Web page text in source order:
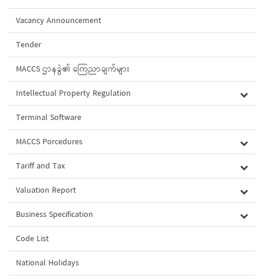
Vacancy Announcement
Tender
MACCS ဌာနခွဲ၏ ကြေညာချက်များ
Intellectual Property Regulation
Terminal Software
MACCS Porcedures
Tariff and Tax
Valuation Report
Business Specification
Code List
National Holidays